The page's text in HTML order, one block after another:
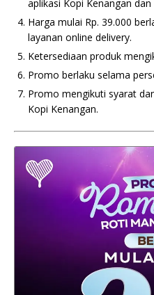
aplikasi Kopi Kenangan
Harga mulai Rp. 39.000
layanan online delivery.
Ketersediaan produk
Promo berlaku selama
Promo mengikuti syarat
Kopi Kenangan.